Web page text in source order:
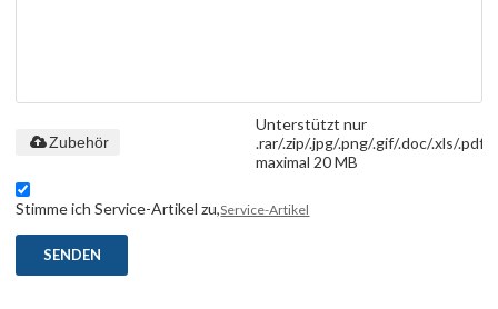
Unterstützt nur
.rar/.zip/.jpg/.png/.gif/.doc/.xls/.pdf,
maximal 20 MB
Zubehör
Stimme ich Service-Artikel zu,Service-Artikel
SENDEN